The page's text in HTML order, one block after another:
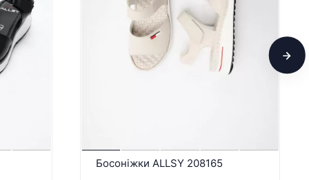
Босоніжки ALLSY 208165